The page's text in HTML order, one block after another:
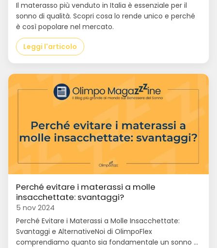
Il materasso più venduto in Italia è essenziale per il
sonno di qualità. Scopri cosa lo rende unico e perché
è così popolare nel mercato.
Leggi l'articolo
Perché evitare i materassi a molle
insacchettate: svantaggi?
5 nov 2024
Perché Evitare i Materassi a Molle Insacchettate:
Svantaggi e AlternativeNoi di OlimpoFlex
comprendiamo quanto sia fondamentale un sonno ...